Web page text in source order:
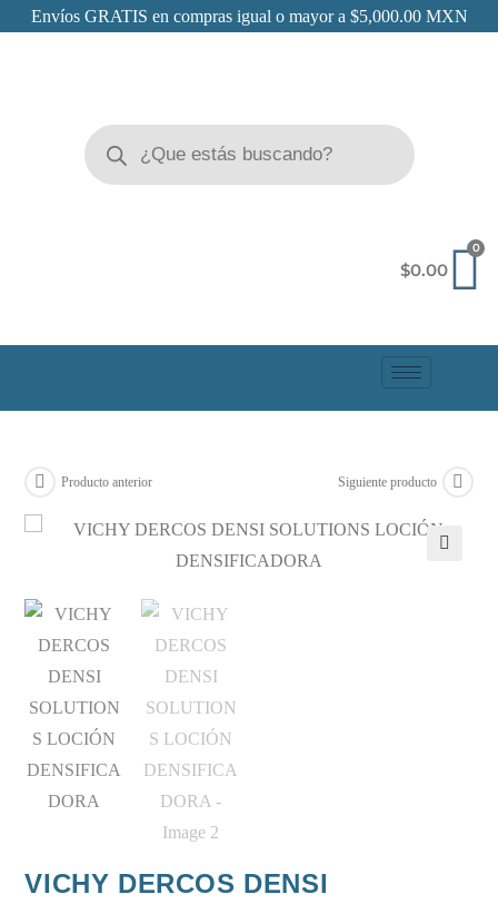
Envíos GRATIS en compras igual o mayor a $5,000.00 MXN
$0.00
Producto anterior Siguiente producto
VICHY DERCOS DENSI